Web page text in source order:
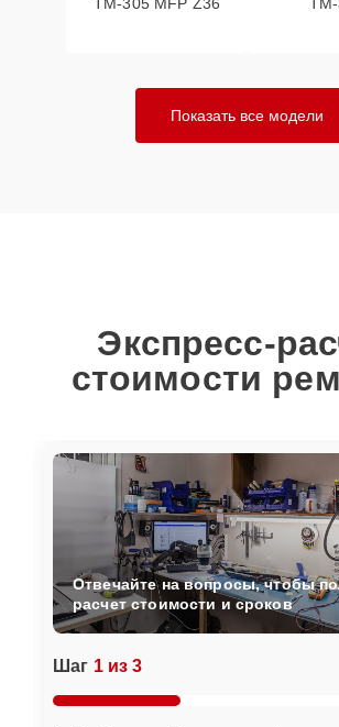
Показать все модели
Экспресс-
стоимости
Шаг 1 из 3
Отвечайте на вопросы, чтобы
расчет стоимости и сроков